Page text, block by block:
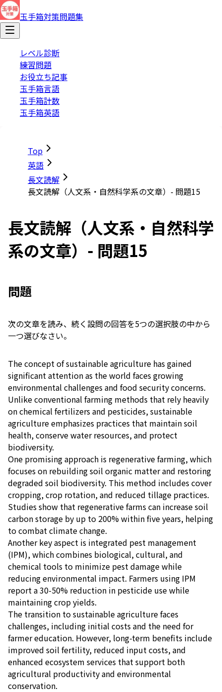
玉手箱対策問題集
レベル診断
練習問題
お役立ち記事
玉手箱言語
玉手箱計数
玉手箱英語
Top
英語
長文読解
長文読解（人文系・自然科学系の文章）- 問題15
長文読解（人文系・自然科学
系の文章）- 問題15
問題
次の文章を読み、続く設問の回答を5つの選択肢の中から
一つ選びなさい。
The concept of sustainable agriculture has gained
significant attention as the world faces growing
environmental challenges and food security concerns.
Unlike conventional farming methods that rely heavily
on chemical fertilizers and pesticides, sustainable
agriculture emphasizes practices that maintain soil
health, conserve water resources, and protect
biodiversity.
One promising approach is regenerative farming, which
focuses on rebuilding soil organic matter and restoring
degraded soil biodiversity. This method includes cover
cropping, crop rotation, and reduced tillage practices.
Studies show that regenerative farms can increase soil
carbon storage by up to 200% within five years, helping
to combat climate change.
Another key aspect is integrated pest management
(IPM), which combines biological, cultural, and
chemical tools to minimize pest damage while
reducing environmental impact. Farmers using IPM
report a 30-50% reduction in pesticide use while
maintaining crop yields.
The transition to sustainable agriculture faces
challenges, including initial costs and the need for
farmer education. However, long-term benefits include
improved soil fertility, reduced input costs, and
enhanced ecosystem services that support both
agricultural productivity and environmental
conservation.